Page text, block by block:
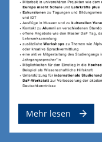
Mehr lesen